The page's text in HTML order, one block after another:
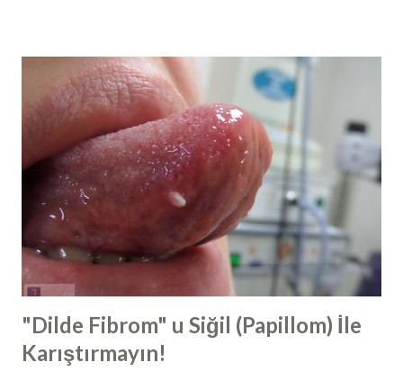
ameliyatlarının tamamında ilave olarak geniz eti ameliyatı da
yapılmaktadır. Bunun yanında, geniz eti ameliyatı
(adenoidektomi) tek başına ya da kulak tüpü takılması
ameliyatları ile birlikte de yapılabilmektedir. Geniz eti
ameliyatı tarihçesi 1800' lu yılların sonunda, geniz etinin
burunla ilgili şikayetler ve işitme kaybından sorumlu
olabileceği, Kopenhag, Danimarka' dan Willhelm Meyer
tarafından belirtilmiş ve yine sonrasında geniz eti
ameliyatlarına başlanmıştır. En sık yapılan ameliyatlardan ...
"Dilde Fibrom" u Siğil (Papillom) İle
Karıştırmayın!